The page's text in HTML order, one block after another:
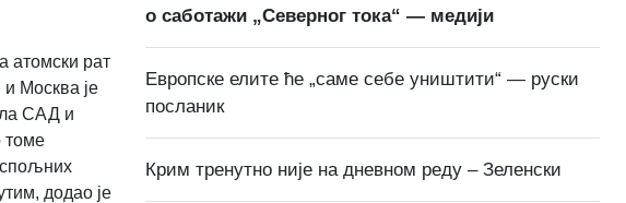
атомски рат
Москва је
САД и
томе
спољних
додао је
о саботажи „Северног тока“ — медији
Европске елите ће „саме себе уништити“ — руски
посланик
Крим тренутно није на дневном реду – Зеленски